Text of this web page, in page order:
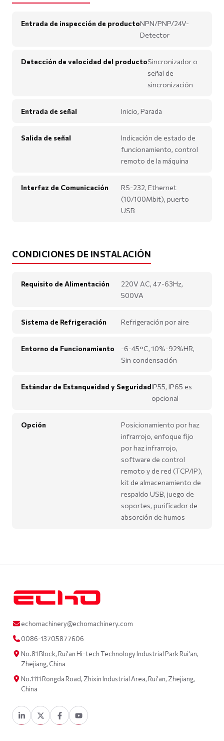
Entrada de inspección de productoNPN/PNP/24V-
Detector
Detección de velocidad del productoSincronizador o
señal de
sincronización
Entrada de señal Inicio, Parada
Salida de señal
Indicación de estado de
funcionamiento, control
remoto de la máquina
Interfaz de Comunicación
RS-232, Ethernet
(10/100Mbit), puerto
USB
CONDICIONES DE INSTALACIÓN
Requisito de Alimentación
220V AC, 47-63Hz,
500VA
Sistema de Refrigeración Refrigeración por aire
Entorno de Funcionamiento
-6-45°C, 10%-92%HR,
Sin condensación
Estándar de Estanqueidad y SeguridadIP55, IP65 es
opcional
Opción
Posicionamiento por haz
infrarrojo, enfoque fijo
por haz infrarrojo,
software de control
remoto y de red (TCP/IP),
kit de almacenamiento de
respaldo USB, juego de
soportes, purificador de
absorción de humos
echomachinery@echomachinery.com
0086-13705877606
No.81 Block, Rui'an Hi-tech Technology Industrial Park Rui'an,
Zhejiang, China
No.1111 Rongda Road, Zhixin Industrial Area, Rui'an, Zhejiang,
China